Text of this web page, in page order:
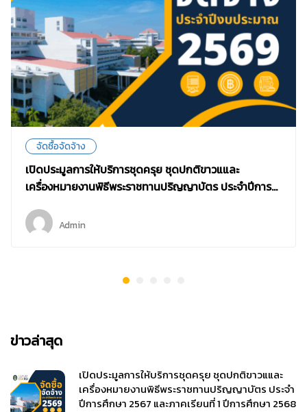
จัดซื้อจัดจ้าง
เปิดประมูลการให้บริการชุดครุย ชุดปกติขาวแและ
เครื่องหมายงานพิธีพระราชทานปริญญาบัตร ประจำปีการ
Admin
ข่าวล่าสุด
เปิดประมูลการให้บริการชุดครุย ชุดปกติขาวแและ
เครื่องหมายงานพิธีพระราชทานปริญญาบัตร ประจำ
ปีการศึกษา 2567 และภาคเรียนที่ 1 ปีการศึกษา 2568